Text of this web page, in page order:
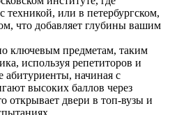
техникой, или в петербургском,
что добавляет глубины вашим
ключевым предметам, таким
используя репетиторов и
абитуриенты, начиная с
высоких баллов через
открывает двери в топ-вузы и